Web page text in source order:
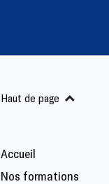
Accueil
Nos formations
Haut de page